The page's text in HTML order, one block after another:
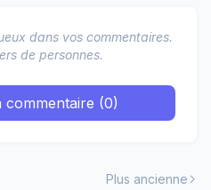
dans vos commentaires.
de personnes.
commentaire (0)
Plus ancienne